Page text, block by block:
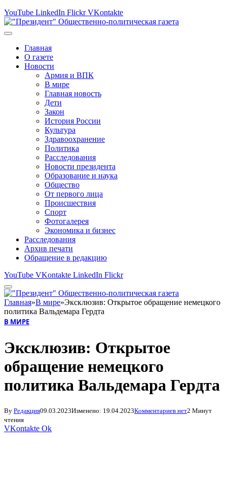
YouTube LinkedIn Flickr VKontakte
Главная
О газете
Новости
Армия и ВПК
В мире
Главная новость
Дети
Закон
История России
Культура
Здравоохранение
Политика
Расследования
Новости президента
Образование и наука
Общество
От первого лица
Происшествия
Спорт
Фотогалерея
Экономика и бизнес
Расследования
Архив печати
Обращение в редакцию
YouTube VKontakte LinkedIn Flickr
Главная»В мире»Эксклюзив: Открытое обращение немецкого
политика Вальдемара Гердта
В МИРЕ
Эксклюзив: Открытое
обращение немецкого
политика Вальдемара Гердта
By Редакция09.03.2023Изменено: 19.04.2023Комментариев нет2 Минут
чтения
VKontakte Ok